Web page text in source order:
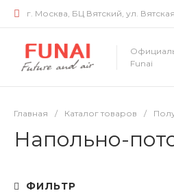
г. Москва, БЦ Вятский, ул.
Funai
Главная / Каталог товаров /
Напольно-
ФИЛЬТР